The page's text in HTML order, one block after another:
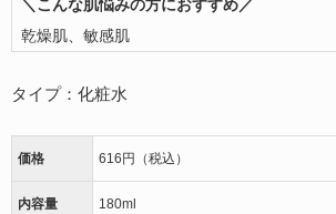
＼こんな肌悩みの方におすすめ／
乾燥肌、敏感肌
タイプ： 化粧水
価格 616円（税込）
内容量 180ml